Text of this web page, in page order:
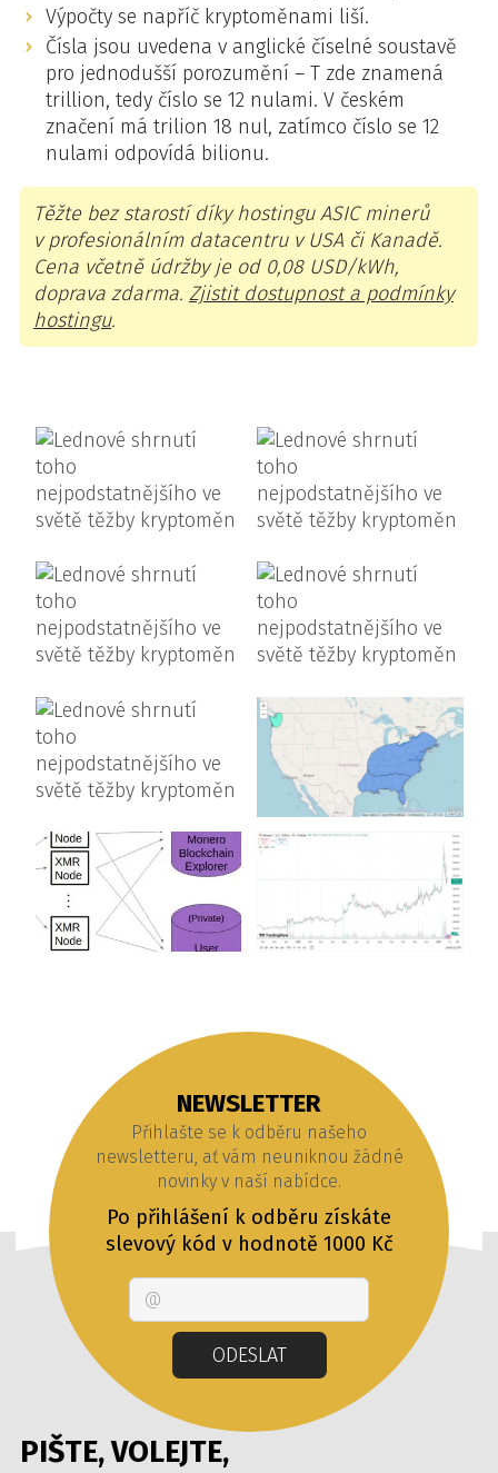
Výpočty se napříč kryptoměnami liší.
Čísla jsou uvedena v anglické číselné soustavě
pro jednodušší porozumění – T zde znamená
trillion, tedy číslo se 12 nulami. V českém
značení má trilion 18 nul, zatímco číslo se 12
nulami odpovídá bilionu.
Těžte bez starostí díky hostingu ASIC minerů
v profesionálním datacentru v USA či Kanadě.
Cena včetně údržby je od 0,08 USD/kWh,
doprava zdarma. Zjistit dostupnost a podmínky
hostingu.
PIŠTE, VOLEJTE,
NEWSLETTER
Přihlašte se k odběru našeho
newsletteru, ať vám neuniknou žádné
novinky v naší nabídce.
Po přihlášení k odběru získáte
slevový kód v hodnotě 1000 Kč
ODESLAT